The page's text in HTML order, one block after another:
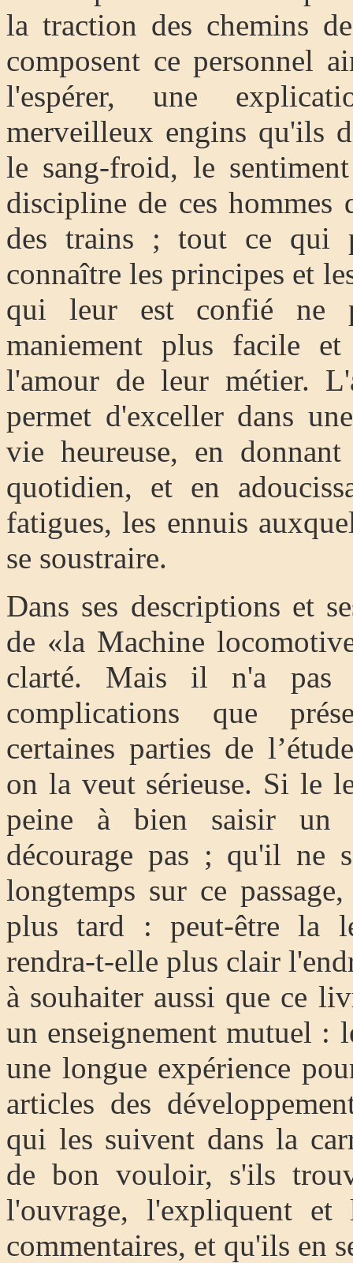
la traction des chemins
composent ce personnel
l'espérer, une
merveilleux engins qu'ils
le sang-froid, le
discipline de ces hommes
des trains ; tout ce qui
connaître les principes et
qui leur est confié ne
maniement plus facile
l'amour de leur métier.
permet d'exceller dans
vie heureuse, en
quotidien, et en
fatigues, les ennuis
se soustraire.
Dans ses descriptions et
de «la Machine
clarté. Mais il n'a pas
complications que
certaines parties de
on la veut sérieuse. Si le
peine à bien saisir un
décourage pas ; qu'il ne
longtemps sur ce
plus tard : peut-être la
rendra-t-elle plus clair
à souhaiter aussi que ce
un enseignement mutuel :
une longue expérience
articles des
qui les suivent dans la
de bon vouloir, s'ils
l'ouvrage, l'expliquent et
commentaires, et qu'ils en